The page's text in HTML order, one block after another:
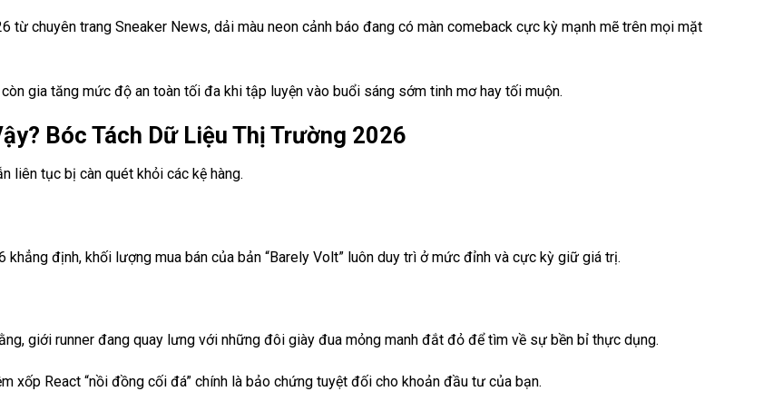
từ chuyên trang Sneaker News, dải màu neon cảnh báo đang có màn comeback cực kỳ mạnh mẽ trên mọi mặt
gia tăng mức độ an toàn tối đa khi tập luyện vào buổi sáng sớm tinh mơ hay tối muộn.
Bóc Tách Dữ Liệu Thị Trường 2026
liên tục bị càn quét khỏi các kệ hàng.
định, khối lượng mua bán của bản “Barely Volt” luôn duy trì ở mức đỉnh và cực kỳ giữ giá trị.
giới runner đang quay lưng với những đôi giày đua mỏng manh đắt đỏ để tìm về sự bền bỉ thực dụng.
xốp React “nồi đồng cối đá” chính là bảo chứng tuyệt đối cho khoản đầu tư của bạn.